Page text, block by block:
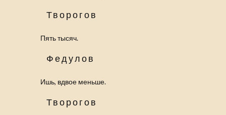
Творогов
Пять тысяч.
Федулов
Ишь, вдвое меньше.
Творогов